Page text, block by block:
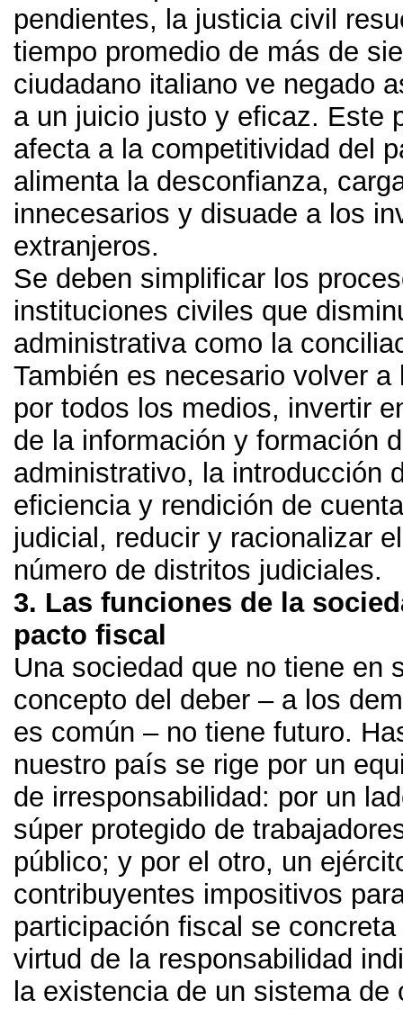
pendientes, la justicia civil
tiempo promedio de más de
ciudadano italiano ve negado
a un juicio justo y eficaz. Este
afecta a la competitividad del
alimenta la desconfianza,
innecesarios y disuade a los
extranjeros.
Se deben simplificar los
instituciones civiles que
administrativa como la
También es necesario volver a
por todos los medios, invertir
de la información y formación
administrativo, la introducción
eficiencia y rendición de
judicial , reducir y racionalizar
número de distritos judiciales.
3. Las funciones de la
pacto fiscal
Una sociedad que no tiene en
concepto del deber – a los
es común – no tiene futuro.
nuestro país se rige por un
de irresponsabilidad: por un
súper protegido de
público; y por el otro, un
contribuyentes impositivos
participación fiscal se
virtud de la responsabilidad
la existencia de un sistema de